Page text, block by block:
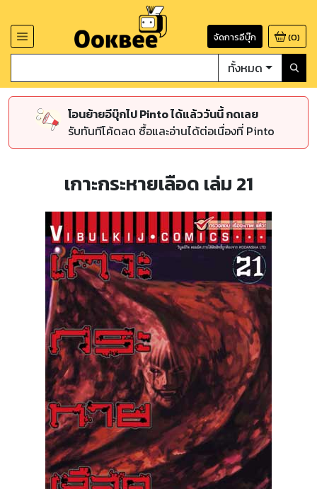
จัดการอีบุ๊ก (0)
ทั้งหมด
โอนย้ายอีบุ๊กไป Pinto ได้แล้ววันนี้ กดเลย
รับทันทีโค้ดลด ซื้อและอ่านได้ต่อเนื่องที่ Pinto
เกาะกระหายเลือด เล่ม 21